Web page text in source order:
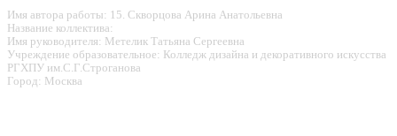
Имя автора работы: 15. Скворцова Арина Анатольевна
Название коллектива:
Имя руководителя: Метелик Татьяна Сергеевна
Учреждение образовательное: Колледж дизайна и декоративного искусства
РГХПУ им.С.Г.Строганова
Город: Москва